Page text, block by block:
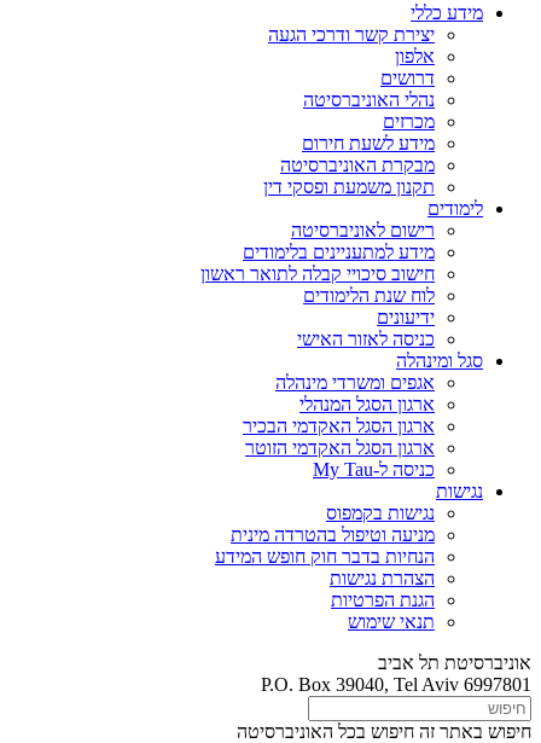
מידע כללי
יצירת קשר ודרכי הגעה
אלפון
דרושים
נהלי האוניברסיטה
מכרזים
מידע לשעת חירום
מבקרת האוניברסיטה
תקנון משמעת ופסקי דין
לימודים
רישום לאוניברסיטה
מידע למתעניינים בלימודים
חישוב סיכויי קבלה לתואר ראשון
לוח שנת הלימודים
ידיעונים
כניסה לאזור האישי
סגל ומינהלה
אגפים ומשרדי מינהלה
ארגון הסגל המנהלי
ארגון הסגל האקדמי הבכיר
ארגון הסגל האקדמי הזוטר
כניסה ל-My Tau
נגישות
נגישות בקמפוס
מניעה וטיפול בהטרדה מינית
הנחיות בדבר חוק חופש המידע
הצהרת נגישות
הגנת הפרטיות
תנאי שימוש
אוניברסיטת תל אביב
P.O. Box 39040, Tel Aviv 6997801
חיפוש באתר זה חיפוש בכל האוניברסיטה